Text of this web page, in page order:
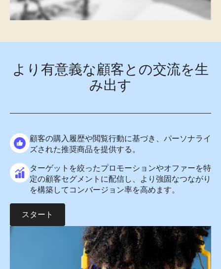
より有意義な顧客との交流を生
み出す
顧客の購入履歴や閲覧行動に基づき、パーソナライ
ズされた推奨商品を提供する。
ターゲットを絞ったプロモーションやオファーを特
定の顧客セグメントに配信し、より強固なつながり
を構築してコンバージョン率を高めます。
スタート